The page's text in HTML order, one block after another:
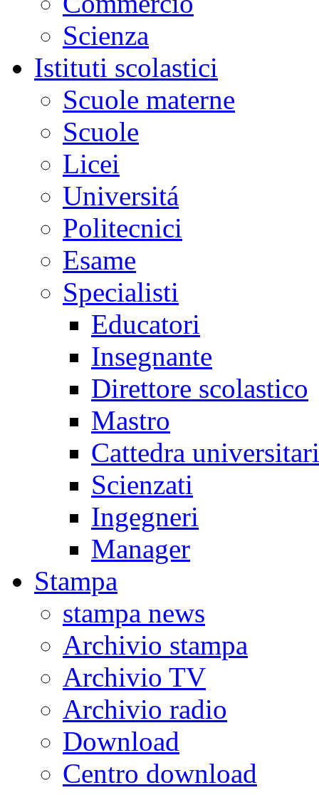
Scienza
Istituti scolastici
Scuole materne
Scuole
Licei
Universitá
Politecnici
Esame
Specialisti
Educatori
Insegnante
Direttore scolastico
Mastro
Cattedra
Scienzati
Ingegneri
Manager
Stampa
stampa news
Archivio stampa
Archivio TV
Archivio radio
Download
Centro download